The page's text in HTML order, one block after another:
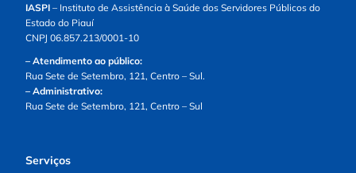
IASPI – Instituto de Assistência à Saúde dos Servidores Públicos do
Estado do Piauí
CNPJ 06.857.213/0001-10
– Atendimento ao público:
Rua Sete de Setembro, 121, Centro – Sul.
– Administrativo:
Rua Sete de Setembro, 121, Centro – Sul
Serviços